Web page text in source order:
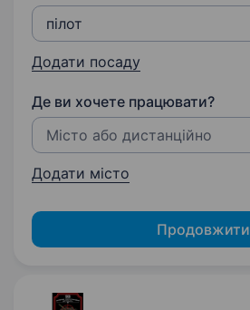
Додати посаду
Де ви хочете працювати?
Додати місто
Продовжити